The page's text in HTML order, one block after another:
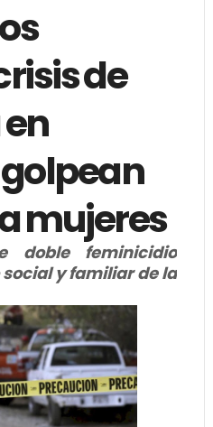
de
mujeres
doble feminicidio
y familiar de la